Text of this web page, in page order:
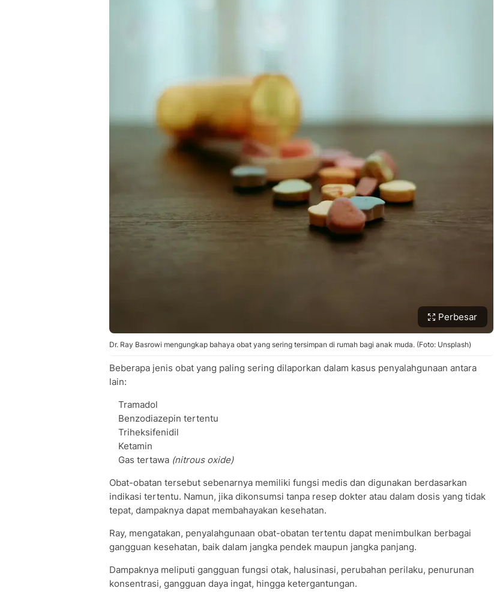
Perbesar
Dr. Ray Basrowi mengungkap bahaya obat yang sering tersimpan di rumah bagi anak muda. (Foto: Unsplash)
Beberapa jenis obat yang paling sering dilaporkan dalam kasus penyalahgunaan antara
lain:
Tramadol
Benzodiazepin tertentu
Triheksifenidil
Ketamin
Gas tertawa (nitrous oxide)
Obat-obatan tersebut sebenarnya memiliki fungsi medis dan digunakan berdasarkan
indikasi tertentu. Namun, jika dikonsumsi tanpa resep dokter atau dalam dosis yang tidak
tepat, dampaknya dapat membahayakan kesehatan.
Ray, mengatakan, penyalahgunaan obat-obatan tertentu dapat menimbulkan berbagai
gangguan kesehatan, baik dalam jangka pendek maupun jangka panjang.
Dampaknya meliputi gangguan fungsi otak, halusinasi, perubahan perilaku, penurunan
konsentrasi, gangguan daya ingat, hingga ketergantungan.